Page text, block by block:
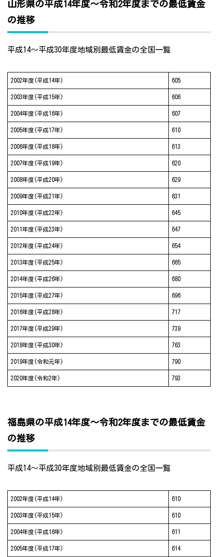
山形県の平成14年度～令和2年度までの最低賃金
の推移
平成14～平成30年度地域別最低賃金の全国一覧
2002年度(平成14年) 605
2003年度(平成15年) 606
2004年度(平成16年) 607
2005年度(平成17年) 610
2006年度(平成18年) 613
2007年度(平成19年) 620
2008年度(平成20年) 629
2009年度(平成21年) 631
2010年度(平成22年) 645
2011年度(平成23年) 647
2012年度(平成24年) 654
2013年度(平成25年) 665
2014年度(平成26年) 680
2015年度(平成27年) 696
2016年度(平成28年) 717
2017年度(平成29年) 739
2018年度(平成30年) 763
2019年度(令和元年) 790
2020年度(令和2年) 793
福島県の平成14年度～令和2年度までの最低賃金
の推移
平成14～平成30年度地域別最低賃金の全国一覧
2002年度(平成14年) 610
2003年度(平成15年) 610
2004年度(平成16年) 611
2005年度(平成17年) 614